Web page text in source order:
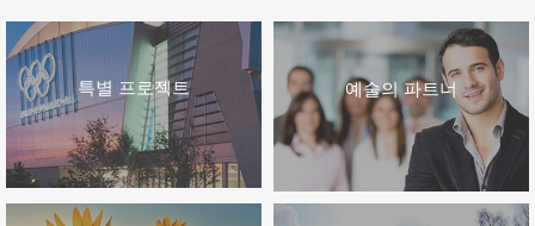
특별 프로젝트 예술의 파트너